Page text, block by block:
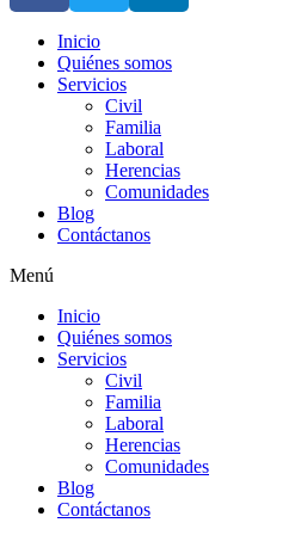
Inicio
Quiénes somos
Servicios
Civil
Familia
Laboral
Herencias
Comunidades
Blog
Contáctanos
Menú
Inicio
Quiénes somos
Servicios
Civil
Familia
Laboral
Herencias
Comunidades
Blog
Contáctanos